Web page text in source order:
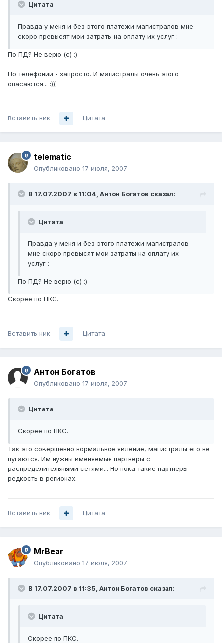
Цитата
Правда у меня и без этого платежи магистралов мне
скоро превысят мои затраты на оплату их услуг :
По ПД? Не верю (с) :)
По телефонии - запросто. И магистралы очень этого
опасаются... :)))
Вставить ник Цитата
telematic
Опубликовано 17 июля, 2007
В 17.07.2007 в 11:04, Антон Богатов сказал:
Цитата
Правда у меня и без этого платежи магистралов
мне скоро превысят мои затраты на оплату их
услуг :
По ПД? Не верю (с) :)
Скорее по ПКС.
Вставить ник Цитата
Антон Богатов
Опубликовано 17 июля, 2007
Цитата
Скорее по ПКС.
Так это совершенно нормальное явление, магистралы его не
пугаются. Им нужны вменяемые партнеры с
распределительными сетями... Но пока такие партнеры -
редкость в регионах.
Вставить ник Цитата
MrBear
Опубликовано 17 июля, 2007
В 17.07.2007 в 11:35, Антон Богатов сказал:
Цитата
Скорее по ПКС.